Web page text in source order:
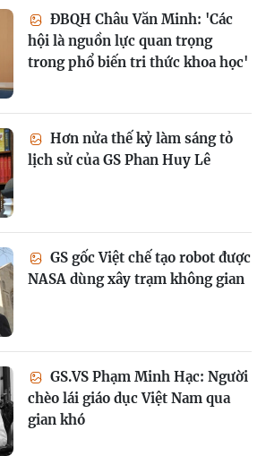
ĐBQH Châu Văn Minh: 'Các
hội là nguồn lực quan trọng
trong phổ biến tri thức khoa học'
Hơn nửa thế kỷ làm sáng tỏ
lịch sử của GS Phan Huy Lê
GS gốc Việt chế tạo robot được
NASA dùng xây trạm không gian
GS.VS Phạm Minh Hạc: Người
chèo lái giáo dục Việt Nam qua
gian khó